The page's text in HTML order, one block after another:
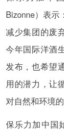
Bizonne）表示
减少集团的废
今年国际洋酒
发布，也希望
用的潜力，让
对自然和环境
保乐力加中国